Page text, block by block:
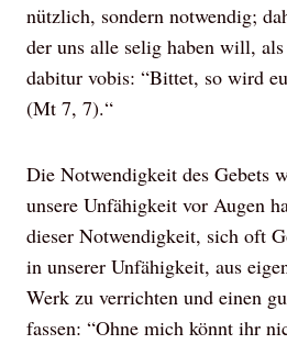
nützlich, sondern notwendig;
der uns alle selig haben will,
dabitur vobis: “Bittet, so wird
(Mt 7, 7).“
Die Notwendigkeit des Gebets
unsere Unfähigkeit vor Augen
dieser Notwendigkeit, sich oft
in unserer Unfähigkeit, aus
Werk zu verrichten und einen
fassen: “Ohne mich könnt ihr